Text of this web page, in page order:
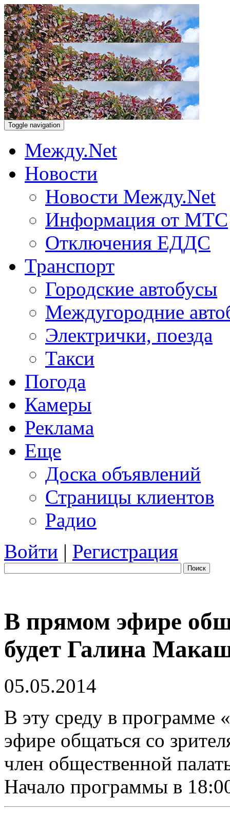
Toggle navigation
Между.Net
Новости
Новости Между.Net
Информация от МТС
Отключения ЕДДС
Транспорт
Городские автобусы
Междугородние
Электрички, поезда
Такси
Погода
Камеры
Реклама
Еще
Доска объявлений
Страницы клиентов
Радио
Войти | Регистрация
Поиск
В прямом эфире
будет Галина
05.05.2014
В эту среду в программе
эфире общаться со
член общественной
Начало программы в